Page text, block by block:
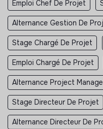
Emploi Chef De Projet
Alternance Gestion De
Stage Chargé De Projet
Emploi Chargé De Projet
Alternance Project
Stage Directeur De Projet
Alternance Directeur De